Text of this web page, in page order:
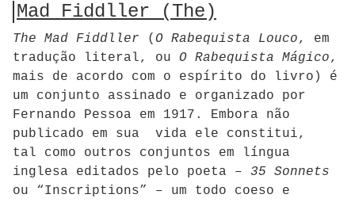
Mad Fiddller (The)
The Mad Fiddller ( O Rabequista Louco, em
tradução literal, ou O Rabequista Mágico,
mais de acordo com o espírito do livro) é
um conjunto assinado e organizado por
Fernando Pessoa em 1917. Embora não
publicado em sua vida ele constitui,
tal como outros conjuntos em língua
inglesa editados pelo poeta – 35 Sonnets
ou “Inscriptions” – um todo coeso e